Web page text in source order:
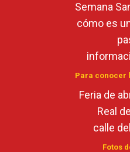
Semana
cómo es
Para conocer
Feria de
Real
calle
Fotos